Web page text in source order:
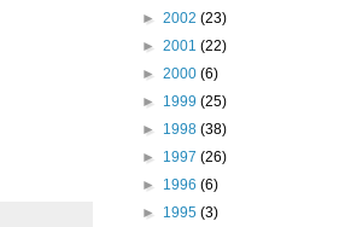
► 2002 (23)
► 2001 (22)
► 2000 (6)
► 1999 (25)
► 1998 (38)
► 1997 (26)
► 1996 (6)
► 1995 (3)